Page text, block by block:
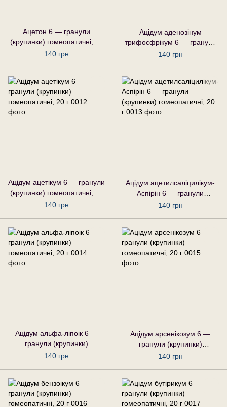
Ацетон 6 — гранули
(крупинки) гомеопатичні, 20
г
140 грн
Ацідум аденозінум
трифосфрікум 6 — гранули
(крупинки) гомеопатичні, 20
140 грн
Ацідум ацетікум 6 — гранули
(крупинки) гомеопатичні, 20
г
140 грн
Ацідум ацетилсаліцилікум-
Аспірін 6 — гранули
(крупинки) гомеопатичні, 20
140 грн
Ацідум альфа-ліпоік 6 —
гранули (крупинки)
гомеопатичні, 20 г
140 грн
Ацідум арсенікозум 6 —
гранули (крупинки)
гомеопатичні, 20 г
140 грн